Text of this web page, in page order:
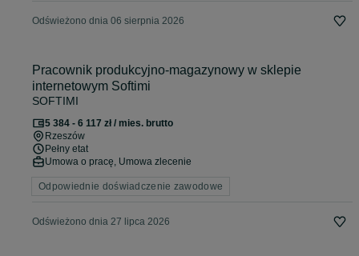
Odświeżono dnia 06 sierpnia 2026
Pracownik produkcyjno-magazynowy w sklepie
internetowym Softimi
SOFTIMI
5 384 - 6 117 zł / mies. brutto
Rzeszów
Pełny etat
Umowa o pracę, Umowa zlecenie
Odpowiednie doświadczenie zawodowe
Odświeżono dnia 27 lipca 2026